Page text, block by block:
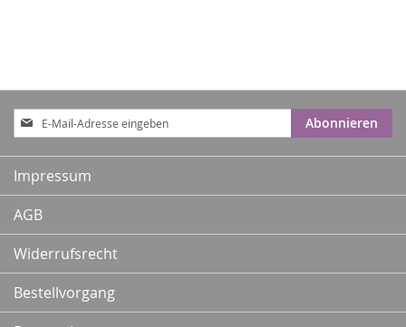
Anmeldung
zum
Newsletter:
Abonnieren
Impressum
AGB
Widerrufsrecht
Bestellvorgang